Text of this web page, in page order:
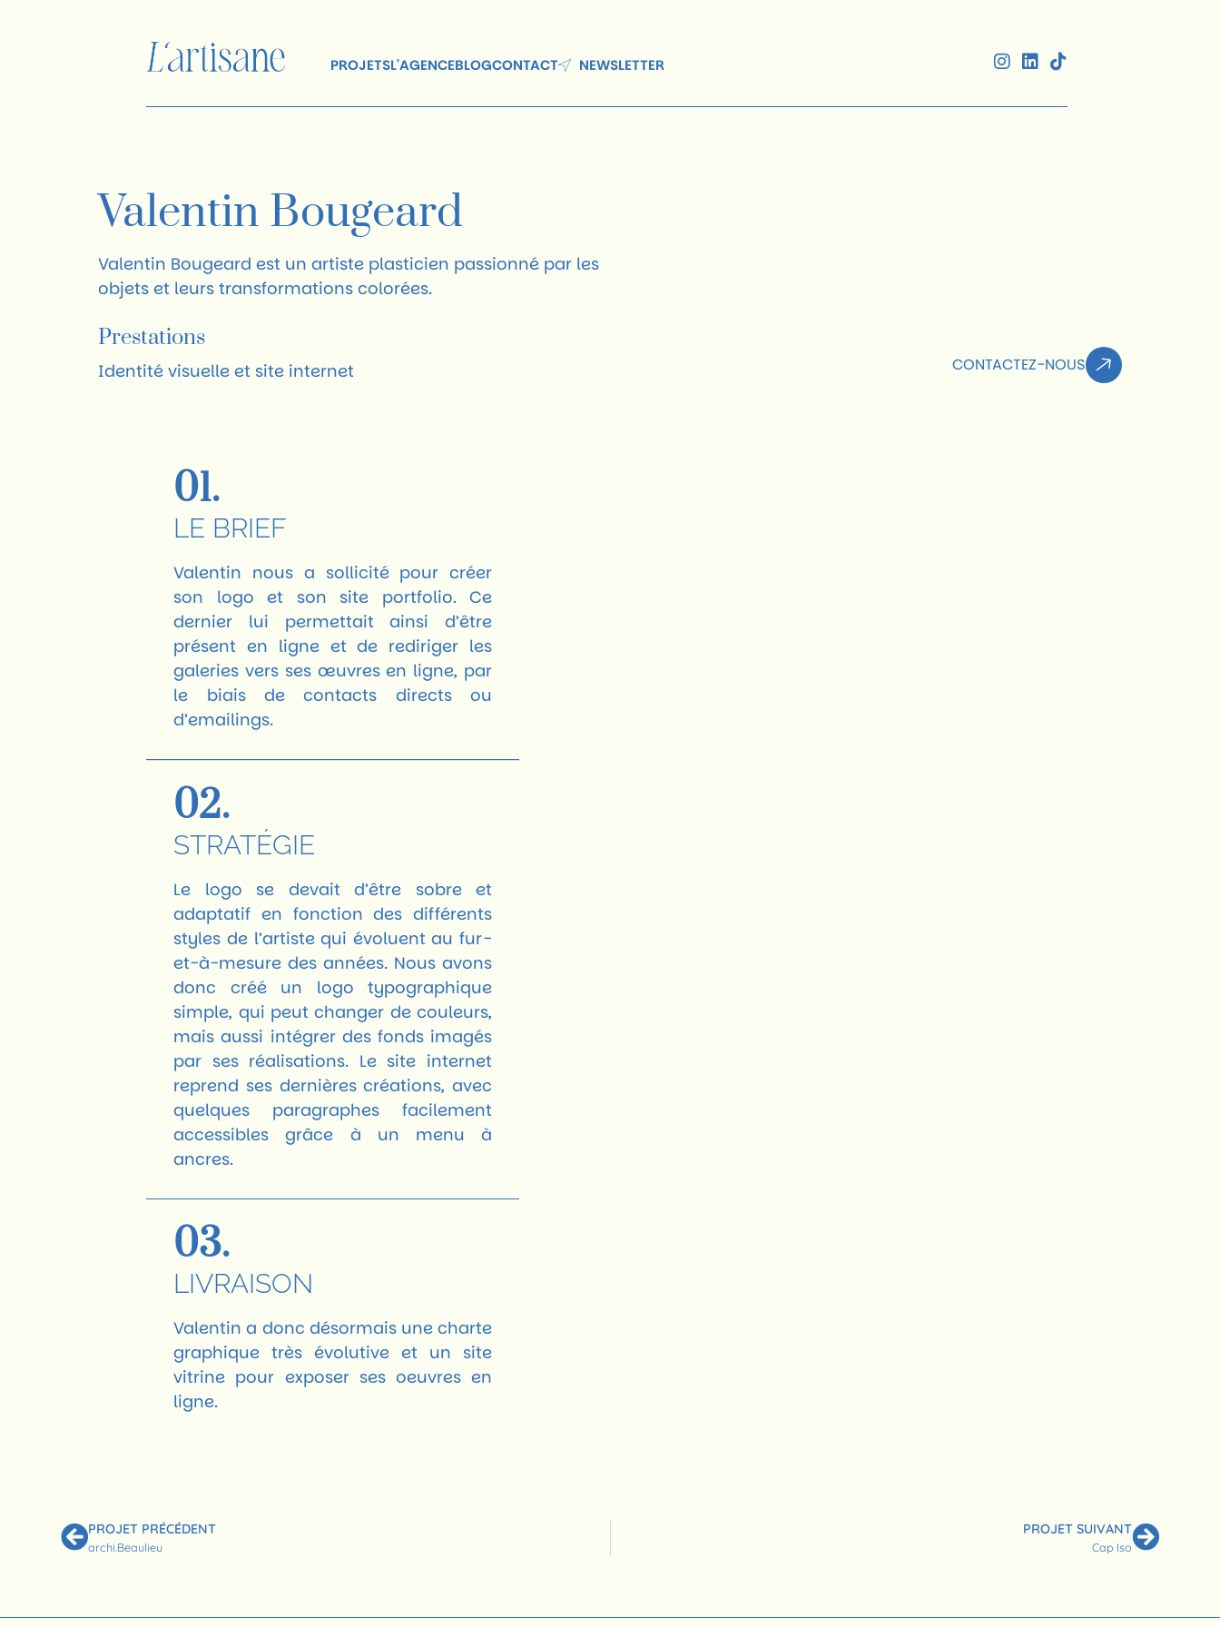
PROJETSL'AGENCEBLOGCONTACT NEWSLETTER
Valentin Bougeard
Valentin Bougeard est un artiste plasticien passionné par les
objets et leurs transformations colorées.
Prestations
Identité visuelle et site internet CONTACTEZ-NOUS
01.
LE BRIEF
Valentin nous a sollicité pour créer
son logo et son site portfolio. Ce
dernier lui permettait ainsi d’être
présent en ligne et de rediriger les
galeries vers ses œuvres en ligne, par
le biais de contacts directs ou
d’emailings.
02.
STRATÉGIE
Le logo se devait d’être sobre et
adaptatif en fonction des différents
styles de l’artiste qui évoluent au fur-
et-à-mesure des années. Nous avons
donc créé un logo typographique
simple, qui peut changer de couleurs,
mais aussi intégrer des fonds imagés
par ses réalisations. Le site internet
reprend ses dernières créations, avec
quelques paragraphes facilement
accessibles grâce à un menu à
ancres.
03.
LIVRAISON
Valentin a donc désormais une charte
graphique très évolutive et un site
vitrine pour exposer ses oeuvres en
ligne.
PROJET PRÉCÉDENT
archi.Beaulieu
PROJET SUIVANT
Cap Iso